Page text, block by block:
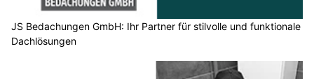
JS Bedachungen GmbH: Ihr Partner für stilvolle und funktionale
Dachlösungen